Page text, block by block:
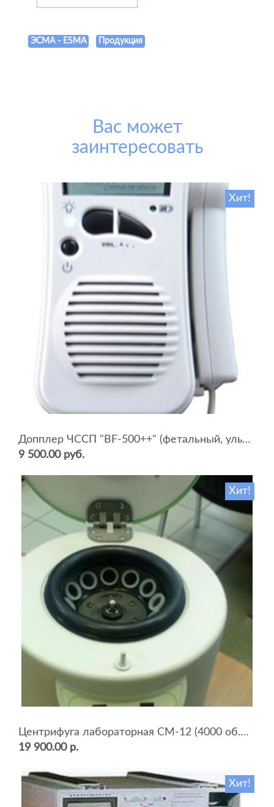
ЭСМА - ESMA Продукция
Вас может
заинтересовать
Хит!
Допплер ЧССП "BF-500++" (фетальный, ультразвуковой)
9 500.00 руб.
Хит!
Центрифуга лабораторная СМ-12 (4000 об.мин, 12 пробирок)
19 900.00 р.
Хит!